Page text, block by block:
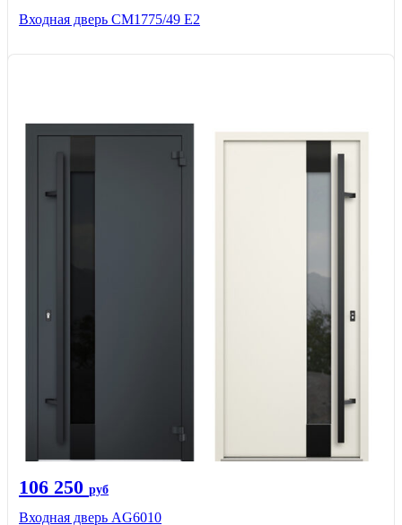
Входная дверь СМ1775/49 Е2
106 250 руб
Входная дверь AG6010